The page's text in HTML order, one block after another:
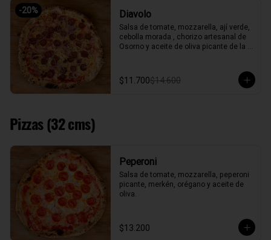
-20% Diavolo
Salsa de tomate, mozzarella, ají verde,
cebolla morada , chorizo artesanal de
Osorno y aceite de oliva picante de la
$11.700$14.600
Pizzas (32 cms)
Peperoni
Salsa de tomate, mozzarella, peperoni
picante, merkén, orégano y aceite de
oliva.
$13.200